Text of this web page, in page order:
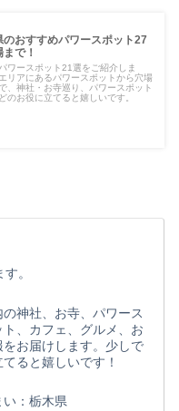
のおすすめパワースポット27
で！
ワースポット21選をご紹介しま
リアにあるパワースポットから穴場
、神社・お寺巡り、パワースポット
のお役に立てると嬉しいです。
。
神社、お寺、パワース
、カフェ、グルメ、お
お届けします。少しで
ると嬉しいです！
：栃木県